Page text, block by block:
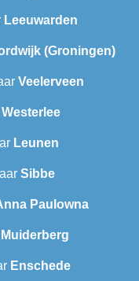
Leeuwarden
(Groningen)
Veelerveen
Westerlee
Leunen
Sibbe
Paulowna
Muiderberg
Enschede